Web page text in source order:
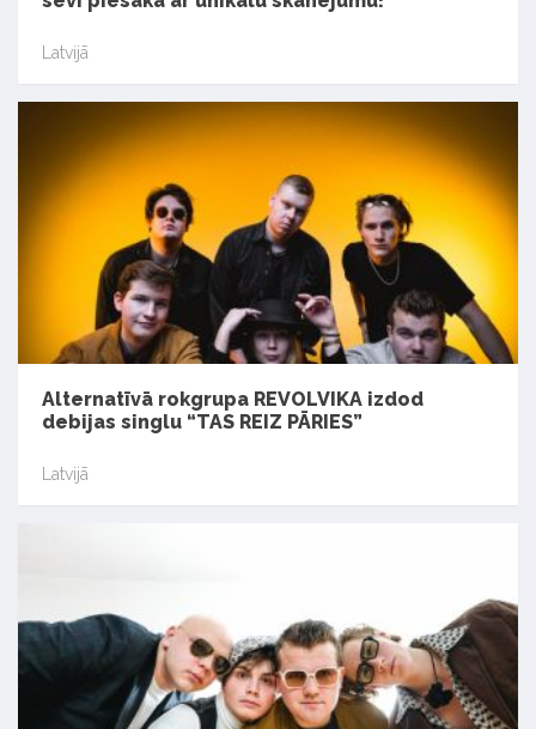
Latvijā
Alternatīvā rokgrupa REVOLVIKA izdod
debijas singlu “TAS REIZ PĀRIES”
Latvijā